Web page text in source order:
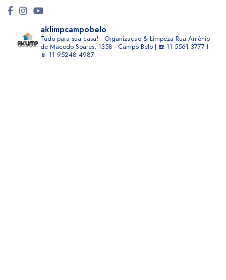
aklimpcampobelo
Tudo para sua casa! • Organização & Limpeza Rua Antônio
de Macedo Soares, 1358 - Campo Belo | ☎️ 11 5561 3777 l
📱 11 95248 4987